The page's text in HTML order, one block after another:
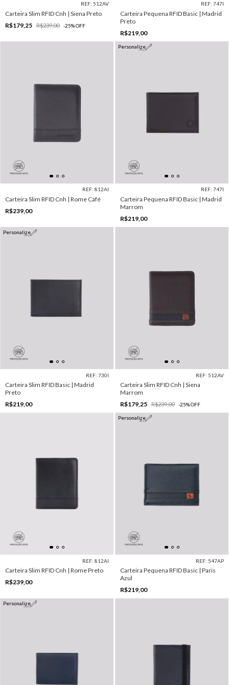
REF: 512AV
Carteira Slim RFID Cnh | Siena Preto
R$179,25
R$239,00 -25%OFF
REF: 747I
Carteira Pequena RFID Basic | Madrid
Preto
R$219,00
REF: 812AI
Carteira Slim RFID Cnh | Rome Café
R$239,00
Personalize
REF: 747I
Carteira Pequena RFID Basic | Madrid
Marrom
R$219,00
Personalize
REF: 730I
Carteira Slim RFID Basic | Madrid
Preto
R$219,00
REF: 512AV
Carteira Slim RFID Cnh | Siena
Marrom
R$179,25
R$239,00 -25%OFF
REF: 812AI
Carteira Slim RFID Cnh | Rome Preto
R$239,00
Personalize
REF: 547AP
Carteira Pequena RFID Basic | Paris
Azul
R$219,00
Personalize